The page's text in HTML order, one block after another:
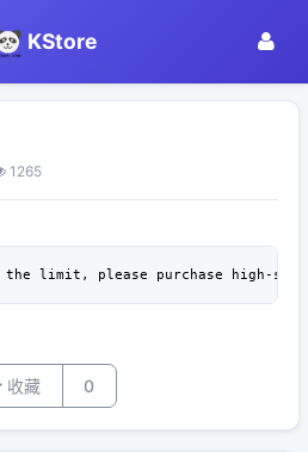
KStore
1265
the limit, please purchase high-
收藏 0